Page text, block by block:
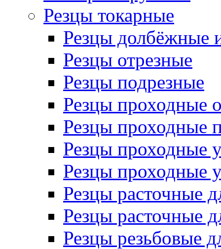
Резцы токарные
Резцы долбёжные
Резцы отрезные
Резцы подрезные
Резцы проходные
Резцы проходные
Резцы проходные
Резцы проходные
Резцы расточные
Резцы расточные
Резцы резьбовые